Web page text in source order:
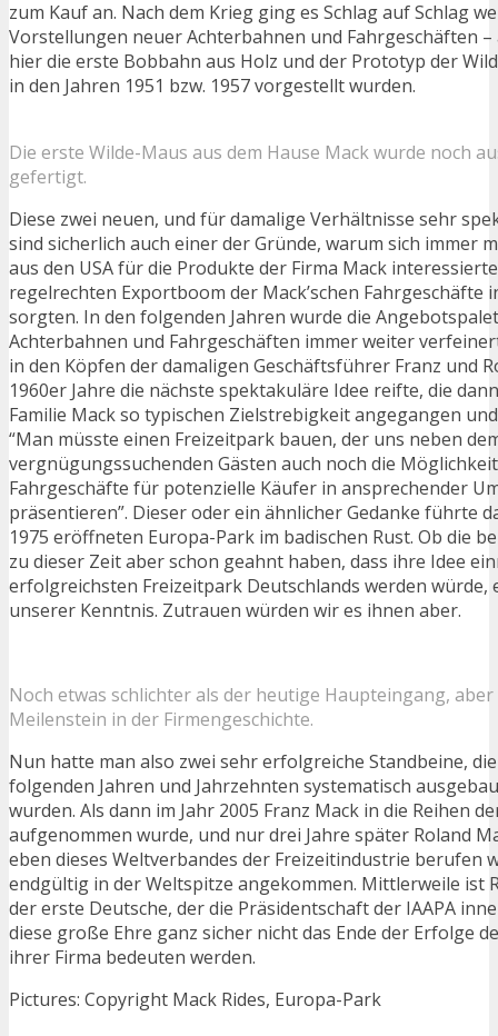
zum Kauf an. Nach dem Krieg ging es Schlag auf Schlag
Vorstellungen neuer Achterbahnen und Fahrgeschäften –
hier die erste Bobbahn aus Holz und der Prototyp der
in den Jahren 1951 bzw. 1957 vorgestellt wurden.
Die erste Wilde-Maus aus dem Hause Mack wurde noch
gefertigt.
Diese zwei neuen, und für damalige Verhältnisse sehr
sind sicherlich auch einer der Gründe, warum sich immer
aus den USA für die Produkte der Firma Mack
regelrechten Exportboom der Mack’schen Fahrgeschäfte
sorgten. In den folgenden Jahren wurde die
Achterbahnen und Fahrgeschäften immer weiter
in den Köpfen der damaligen Geschäftsführer Franz und
1960er Jahre die nächste spektakuläre Idee reifte, die
Familie Mack so typischen Zielstrebigkeit angegangen
“Man müsste einen Freizeitpark bauen, der uns neben
vergnügungssuchenden Gästen auch noch die
Fahrgeschäfte für potenzielle Käufer in ansprechender
präsentieren”. Dieser oder ein ähnlicher Gedanke führte
1975 eröffneten Europa-Park im badischen Rust. Ob die
zu dieser Zeit aber schon geahnt haben, dass ihre Idee
erfolgreichsten Freizeitpark Deutschlands werden würde,
unserer Kenntnis. Zutrauen würden wir es ihnen aber.
Noch etwas schlichter als der heutige Haupteingang, aber
Meilenstein in der Firmengeschichte.
Nun hatte man also zwei sehr erfolgreiche Standbeine,
folgenden Jahren und Jahrzehnten systematisch
wurden. Als dann im Jahr 2005 Franz Mack in die Reihen
aufgenommen wurde, und nur drei Jahre später Roland
eben dieses Weltverbandes der Freizeitindustrie berufen
endgültig in der Weltspitze angekommen. Mittlerweile ist
der erste Deutsche, der die Präsidentschaft der IAAPA
diese große Ehre ganz sicher nicht das Ende der Erfolge
ihrer Firma bedeuten werden.
Pictures: Copyright Mack Rides, Europa-Park